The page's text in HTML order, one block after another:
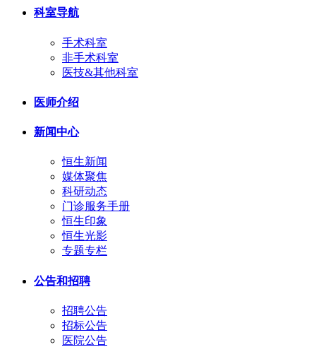
科室导航
手术科室
非手术科室
医技&其他科室
医师介绍
新闻中心
恒生新闻
媒体聚焦
科研动态
门诊服务手册
恒生印象
恒生光影
专题专栏
公告和招聘
招聘公告
招标公告
医院公告